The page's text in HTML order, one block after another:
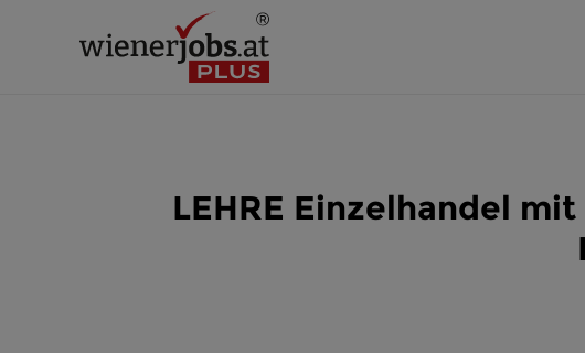
LEHRE Einzelhandel